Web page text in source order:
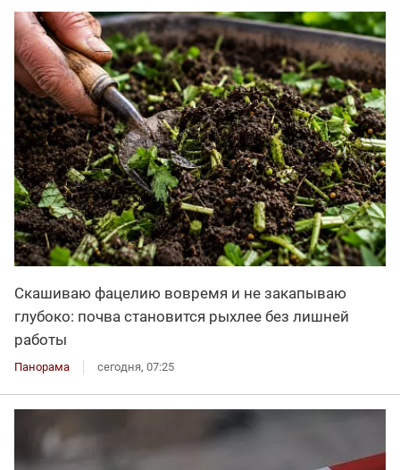
Скашиваю фацелию вовремя и не закапываю
глубоко: почва становится рыхлее без лишней
работы
Панорама сегодня, 07:25